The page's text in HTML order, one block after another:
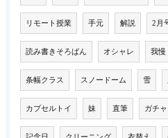
リモート授業 手元 解説 2月
読み書きそろばん オシャレ 我慢
条幅クラス スノードーム 雪
カプセルトイ 妹 直筆 ガチャ